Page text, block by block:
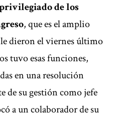
de los
, que es el amplio
dieron el viernes último
tuvo esas funciones,
en una resolución
de su gestión como jefe
a un colaborador de su